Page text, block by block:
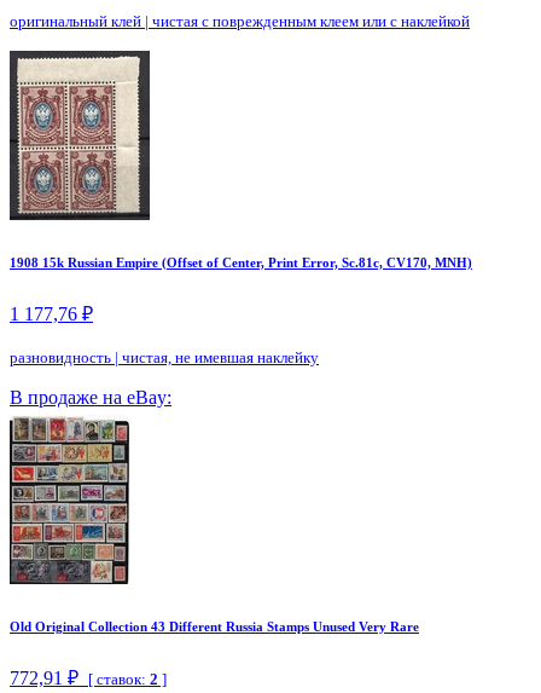
оригинальный клей | чистая с поврежденным клеем или с наклейкой
1908 15k Russian Empire (Offset of Center, Print Error, Sc.81c, CV170, MNH)
1 177,76 ₽
разновидность | чистая, не имевшая наклейку
В продаже на eBay:
Old Original Collection 43 Different Russia Stamps Unused Very Rare
772,91 ₽ [ ставок: 2 ]